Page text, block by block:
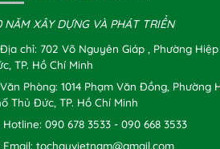
NĂM XÂY DỰNG VÀ PHÁT TRIỂN
Địa chỉ: 702 Võ Nguyên Giáp , Phường
TP. Hồ Chí Minh
Văn Phòng: 1014 Phạm Văn Đồng, Phường
Thủ Đức, TP. Hồ Chí Minh
Hotline: 090 678 3533 - 090 668 3533
Email: tochauvietnam@gmail.com